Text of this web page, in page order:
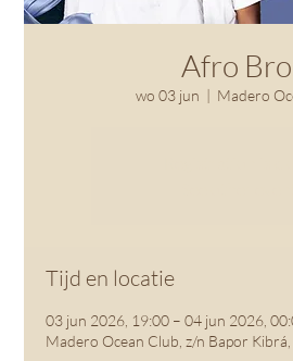
Afro
wo 03 jun
  |
Madero
Tijd en locatie
03 jun 2026, 19:00 – 04 jun 2026,
Madero Ocean Club, z/n Bapor